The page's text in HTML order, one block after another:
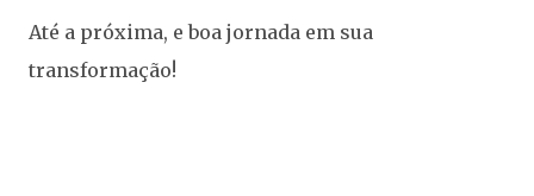
Até a próxima, e boa jornada em sua
transformação!